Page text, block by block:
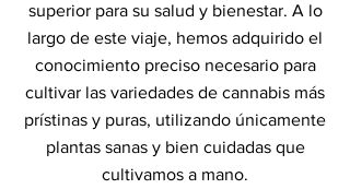
superior para su salud y bienestar. A lo
largo de este viaje, hemos adquirido el
conocimiento preciso necesario para
cultivar las variedades de cannabis más
prístinas y puras, utilizando únicamente
plantas sanas y bien cuidadas que
cultivamos a mano.